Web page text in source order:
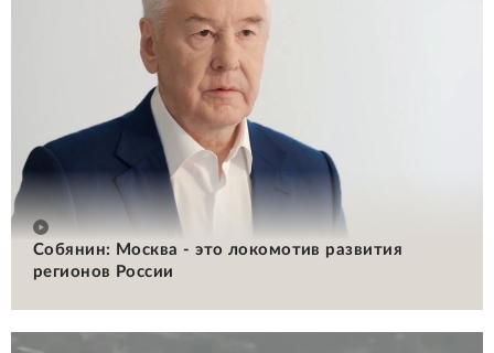
Собянин: Москва - это локомотив развития
регионов России